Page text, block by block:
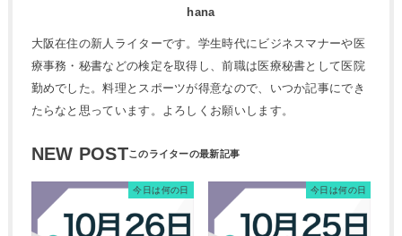
hana
大阪在住の新人ライターです。学生時代にビジネスマナーや医
療事務・秘書などの検定を取得し、前職は医療秘書として医院
勤めでした。料理とスポーツが得意なので、いつか記事にでき
たらなと思っています。よろしくお願いします。
NEW POST
今日は何の日 今日は何の日